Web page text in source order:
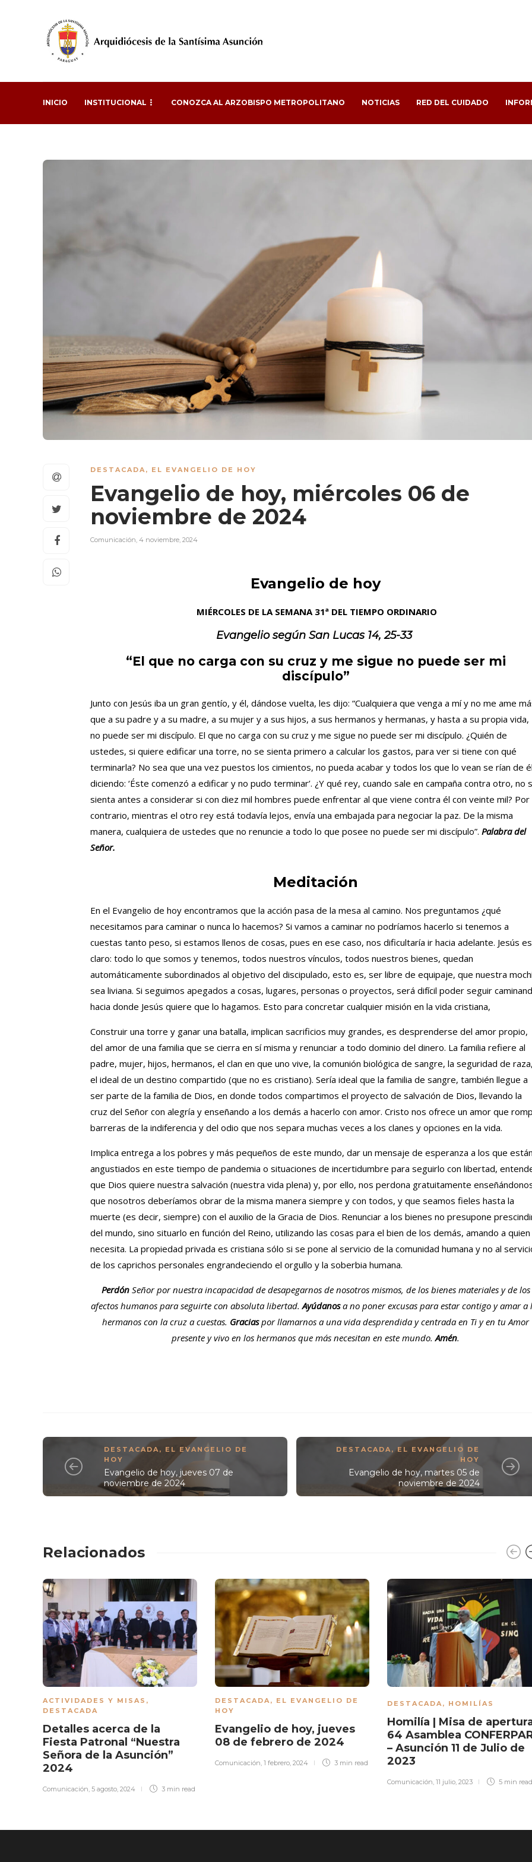
INICIO INSTITUCIONAL CONOZCA AL ARZOBISPO METROPOLITANO NOTICIAS RED DEL CUIDADO
DESTACADA, EL EVANGELIO DE HOY
Evangelio de hoy, miércoles 06 de
noviembre de 2024
Comunicación, 4 noviembre, 2024
Evangelio de hoy
MIÉRCOLES DE LA SEMANA 31ª DEL TIEMPO ORDINARIO
Evangelio según San Lucas 14, 25-33
“El que no carga con su cruz y me sigue no puede ser mi
discípulo”
Junto con Jesús iba un gran gentío, y él, dándose vuelta, les dijo: “Cualquiera que venga a mí y no me ame
que a su padre y a su madre, a su mujer y a sus hijos, a sus hermanos y hermanas, y hasta a su propia vida,
no puede ser mi discípulo. El que no carga con su cruz y me sigue no puede ser mi discípulo. ¿Quién de
ustedes, si quiere edificar una torre, no se sienta primero a calcular los gastos, para ver si tiene con qué
terminarla? No sea que una vez puestos los cimientos, no pueda acabar y todos los que lo vean se rían de
diciendo: ‘Éste comenzó a edificar y no pudo terminar’. ¿Y qué rey, cuando sale en campaña contra otro, no
sienta antes a considerar si con diez mil hombres puede enfrentar al que viene contra él con veinte mil? Por
contrario, mientras el otro rey está todavía lejos, envía una embajada para negociar la paz. De la misma
manera, cualquiera de ustedes que no renuncie a todo lo que posee no puede ser mi discípulo”. Palabra del
Señor.
Meditación
En el Evangelio de hoy encontramos que la acción pasa de la mesa al camino. Nos preguntamos ¿qué
necesitamos para caminar o nunca lo hacemos? Si vamos a caminar no podríamos hacerlo si tenemos a
cuestas tanto peso, si estamos llenos de cosas, pues en ese caso, nos dificultaría ir hacia adelante. Jesús es
claro: todo lo que somos y tenemos, todos nuestros vínculos, todos nuestros bienes, quedan
automáticamente subordinados al objetivo del discipulado, esto es, ser libre de equipaje, que nuestra
sea liviana. Si seguimos apegados a cosas, lugares, personas o proyectos, será difícil poder seguir
hacia donde Jesús quiere que lo hagamos. Esto para concretar cualquier misión en la vida cristiana,
Construir una torre y ganar una batalla, implican sacrificios muy grandes, es desprenderse del amor propio,
del amor de una familia que se cierra en sí misma y renunciar a todo dominio del dinero. La familia refiere al
padre, mujer, hijos, hermanos, el clan en que uno vive, la comunión biológica de sangre, la seguridad de raza,
el ideal de un destino compartido (que no es cristiano). Sería ideal que la familia de sangre, también llegue a
ser parte de la familia de Dios, en donde todos compartimos el proyecto de salvación de Dios, llevando la
cruz del Señor con alegría y enseñando a los demás a hacerlo con amor. Cristo nos ofrece un amor que
barreras de la indiferencia y del odio que nos separa muchas veces a los clanes y opciones en la vida.
Implica entrega a los pobres y más pequeños de este mundo, dar un mensaje de esperanza a los que están
angustiados en este tiempo de pandemia o situaciones de incertidumbre para seguirlo con libertad,
que Dios quiere nuestra salvación (nuestra vida plena) y, por ello, nos perdona gratuitamente
que nosotros deberíamos obrar de la misma manera siempre y con todos, y que seamos fieles hasta la
muerte (es decir, siempre) con el auxilio de la Gracia de Dios. Renunciar a los bienes no presupone
del mundo, sino situarlo en función del Reino, utilizando las cosas para el bien de los demás, amando a quien
necesita. La propiedad privada es cristiana sólo si se pone al servicio de la comunidad humana y no al
de los caprichos personales engrandeciendo el orgullo y la soberbia humana.
PerdónSeñor por nuestra incapacidad de desapegarnos de nosotros mismos, de los bienes materiales y de los
afectos humanos para seguirte con absoluta libertad.Ayúdanosa no poner excusas para estar contigo y amar a
hermanos con la cruz a cuestas. Graciaspor llamarnos a una vida desprendida y centrada en Ti y en tu Amor
presente y vivo en los hermanos que más necesitan en este mundo.Amén.
DESTACADA, EL EVANGELIO DE
HOY
Evangelio de hoy, jueves 07 de
noviembre de 2024
DESTACADA,EL EVANGELIO DE
HOY
Evangelio de hoy, martes 05 de
noviembre de 2024
Relacionados
ACTIVIDADES Y MISAS ,
DESTACADA
Detalles acerca de la
Fiesta Patronal “Nuestra
Señora de la Asunción”
2024
Comunicación, 5 agosto, 2024 3 min read
DESTACADA, EL EVANGELIO DE
HOY
Evangelio de hoy, jueves
08 de febrero de 2024
Comunicación, 1 febrero, 2024 3 min read
DESTACADA, HOMILÍAS
Homilía | Misa de
64 Asamblea
– Asunción 11 de Julio de
2023
Comunicación, 11 julio, 2023 5 min read